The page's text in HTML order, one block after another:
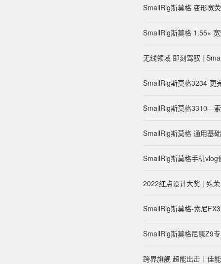
SmallRig斯莫格 变形宽
SmallRig斯莫格 1.55×
无线领域 即刻驾驭 |
SmallRig斯莫格3234-更
SmallRig斯莫格3310—
SmallRig斯莫格 通用基
SmallRig斯莫格手机
2022红点设计大奖 | 殊
SmallRig斯莫格-索尼
SmallRig斯莫格尼康Z9
跨界旗舰 超能出击｜佳